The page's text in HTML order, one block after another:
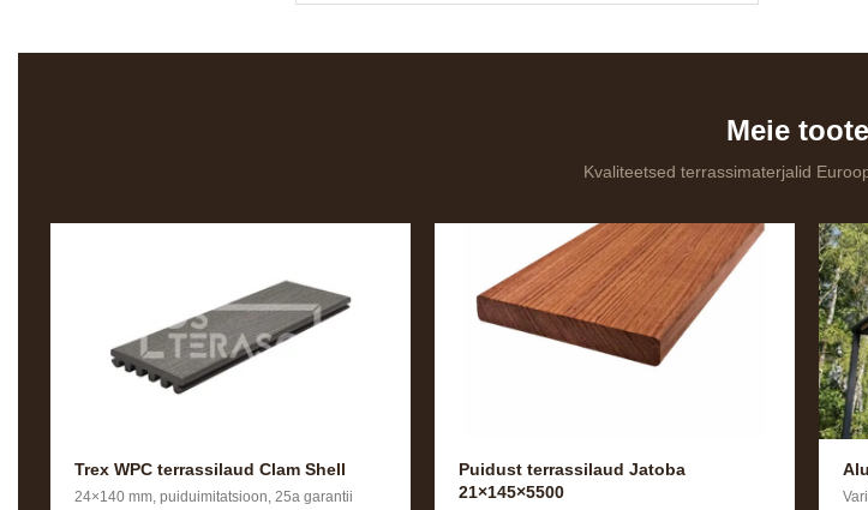
Meie
Kvaliteetsed terrassimaterjalid
Trex WPC terrassilaud Clam Shell
24×140 mm, puiduimitatsioon, 25a garantii
Puidust terrassilaud Jatoba
21×145×5500